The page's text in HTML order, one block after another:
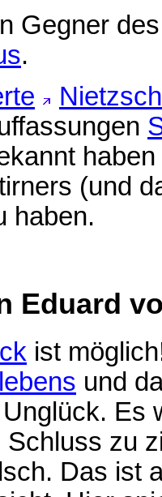
Gegner
.
(und
haben.
Eduard
ist
und
Es
zu
Das ist